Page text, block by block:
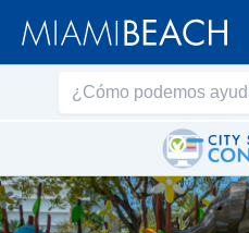
Saltar
contenido
Saltar
contenido